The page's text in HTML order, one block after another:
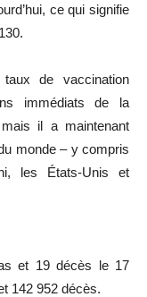
ce qui signifie
de vaccination
immédiats de la
il a maintenant
monde – y compris
les États-Unis et
et 19 décès le 17
142 952 décès.